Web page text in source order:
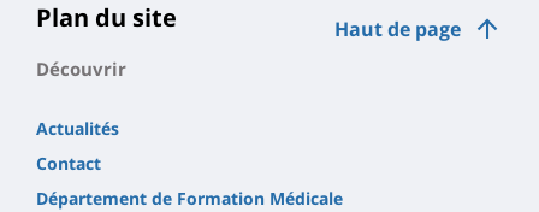
Haut de page
Plan du site
Découvrir
Actualités
Contact
Département de Formation Médicale